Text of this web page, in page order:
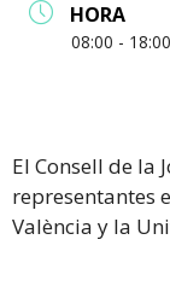
HORA
08:00 - 18:00
El Consell de la
representantes
València y la